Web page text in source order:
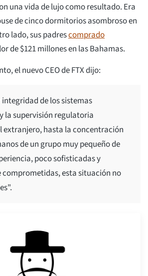
una vida de lujo como resultado. Era
de cinco dormitorios asombroso en
lado, sus padrescomprado
de $121 millones en las Bahamas.
el nuevo CEO de FTX dijo:
integridad de los sistemas
la supervisión regulatoria
extranjero, hasta la concentración
de un grupo muy pequeño de
poco sofisticadas y
esta situación no